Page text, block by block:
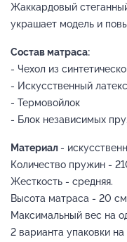
Жаккардовый
украшает модель и
Состав матраса:
- Чехол из
- Искусственный
- Термовойлок
- Блок независимых
Материал -
Количество пружин -
Жесткость - средняя.
Высота матраса - 20
Максимальный вес на
2 варианта упаковки